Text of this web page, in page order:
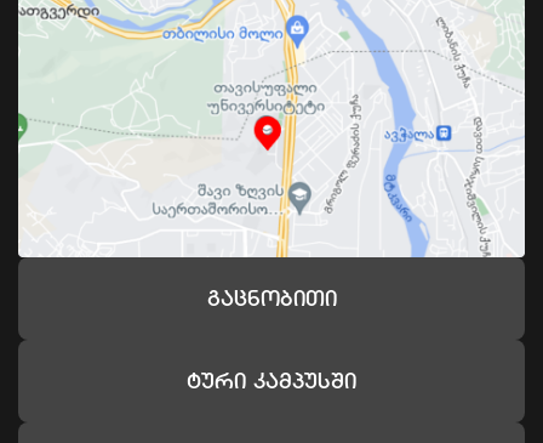
Გაცნობითი
Ტური Კამპუსში